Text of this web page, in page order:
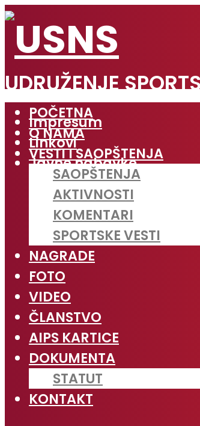
UDRUŽENJE
Impresum
Linkovi
Javne nabavke
POČETNA
O NAMA
VESTI I SAOPŠTENJA
SAOPŠTENJA
AKTIVNOSTI
KOMENTARI
SPORTSKE VESTI
NAGRADE
FOTO
VIDEO
ČLANSTVO
AIPS KARTICE
DOKUMENTA
STATUT
KONTAKT